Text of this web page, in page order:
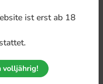
ist erst ab 18
volljährig!